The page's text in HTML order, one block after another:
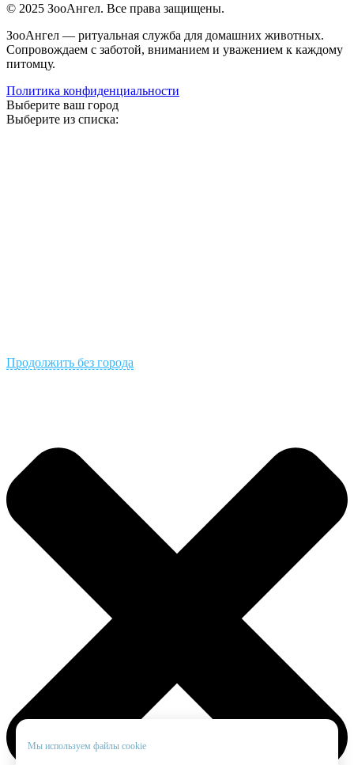
Мы используем файлы cookie
© 2025 ЗооАнгел. Все права защищены.
ЗооАнгел — ритуальная служба для домашних животных.
Сопровождаем с заботой, вниманием и уважением к каждому
питомцу.
Политика конфиденциальности
Выберите ваш город
Выберите из списка:
Продолжить без города